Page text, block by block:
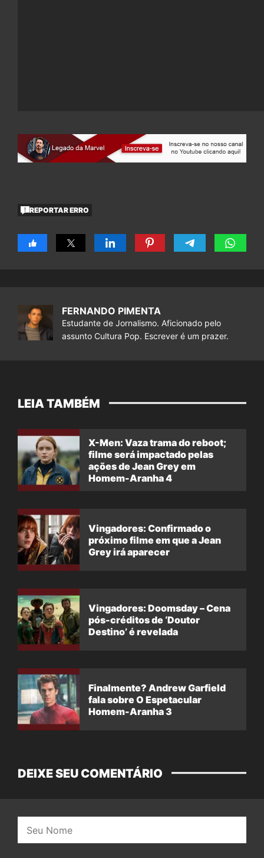
REPORTAR ERRO
FERNANDO PIMENTA
Estudante de Jornalismo. Aficionado pelo
assunto Cultura Pop. Escrever é um prazer.
LEIA TAMBÉM
X-Men: Vaza trama do reboot;
filme será impactado pelas
ações de Jean Grey em
Homem-Aranha 4
Vingadores: Confirmado o
próximo filme em que a Jean
Grey irá aparecer
Vingadores: Doomsday – Cena
pós-créditos de ‘Doutor
Destino’ é revelada
Finalmente? Andrew Garfield
fala sobre O Espetacular
Homem-Aranha 3
DEIXE SEU COMENTÁRIO